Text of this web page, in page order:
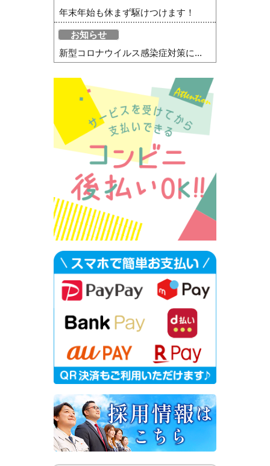
年末年始も休まず駆けつけます！
お知らせ
新型コロナウイルス感染症対策に...